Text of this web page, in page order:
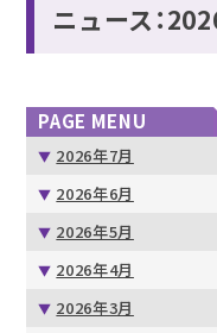
ニュース：
PAGE MENU
2026年7月
2026年6月
2026年5月
2026年4月
2026年3月